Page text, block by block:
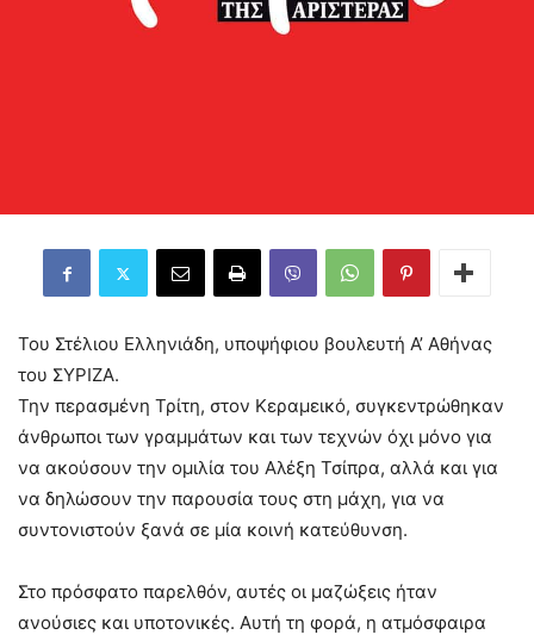
Του Στέλιου Ελληνιάδη, υποψήφιου βουλευτή Α’ Αθήνας
του ΣΥΡΙΖΑ.
Την περασμένη Τρίτη, στον Κεραμεικό, συγκεντρώθηκαν
άνθρωποι των γραμμάτων και των τεχνών όχι μόνο για
να ακούσουν την ομιλία του Αλέξη Τσίπρα, αλλά και για
να δηλώσουν την παρουσία τους στη μάχη, για να
συντονιστούν ξανά σε μία κοινή κατεύθυνση.
Στο πρόσφατο παρελθόν, αυτές οι μαζώξεις ήταν
ανούσιες και υποτονικές. Αυτή τη φορά, η ατμόσφαιρα